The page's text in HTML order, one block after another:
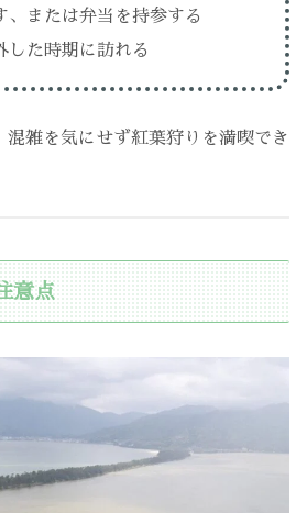
、または弁当を持参する
した時期に訪れる
混雑を気にせず紅葉狩りを満喫でき
意点